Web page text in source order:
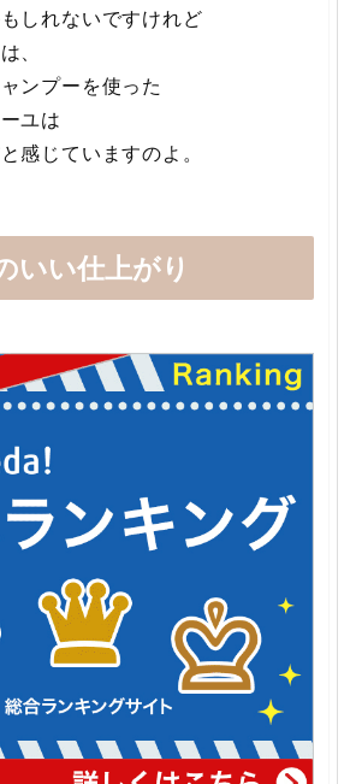
しれないですけれど
、
ンプーを使った
ユは
感じていますのよ。
いい仕上がり